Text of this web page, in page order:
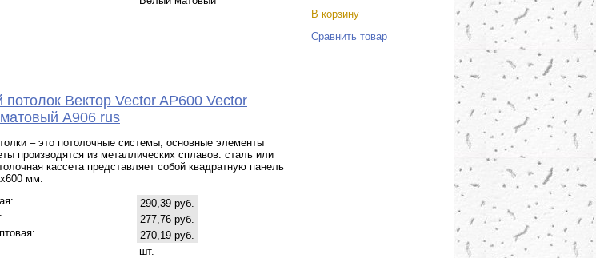
В корзину
Сравнить товар
потолок Вектор Veсtor AP600 Vector
А906 rus
– это потолочные системы, основные элементы
производятся из металлических сплавов: сталь или
кассета представляет собой квадратную панель
мм.
290,39 руб.
277,76 руб.
270,19 руб.
шт.